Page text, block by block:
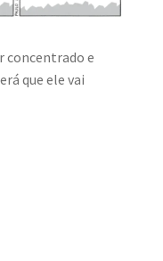
concentrado e
que ele vai